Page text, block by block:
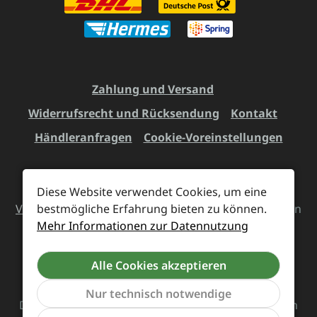
Zahlung und Versand
Widerrufsrecht und Rücksendung
Kontakt
Händleranfragen
Cookie-Voreinstellungen
Alle Preise inkl. gesetzl. Mehrwertsteuer zzgl.
Versandkostenund ggf. Nachnahmegebühren, wenn
nicht anders angegeben.
Vertrag widerrufen
Das Team von Supreme Chaos Records rockt diesen
Diese Website verwendet Cookies, um eine
bestmögliche Erfahrung bieten zu können.
Mehr Informationen zur Datennutzung
Alle Cookies akzeptieren
Nur technisch notwendige